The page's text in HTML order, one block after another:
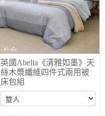
英國Abelia《清雅如墨》天
絲木漿纖維四件式兩用被
床包組